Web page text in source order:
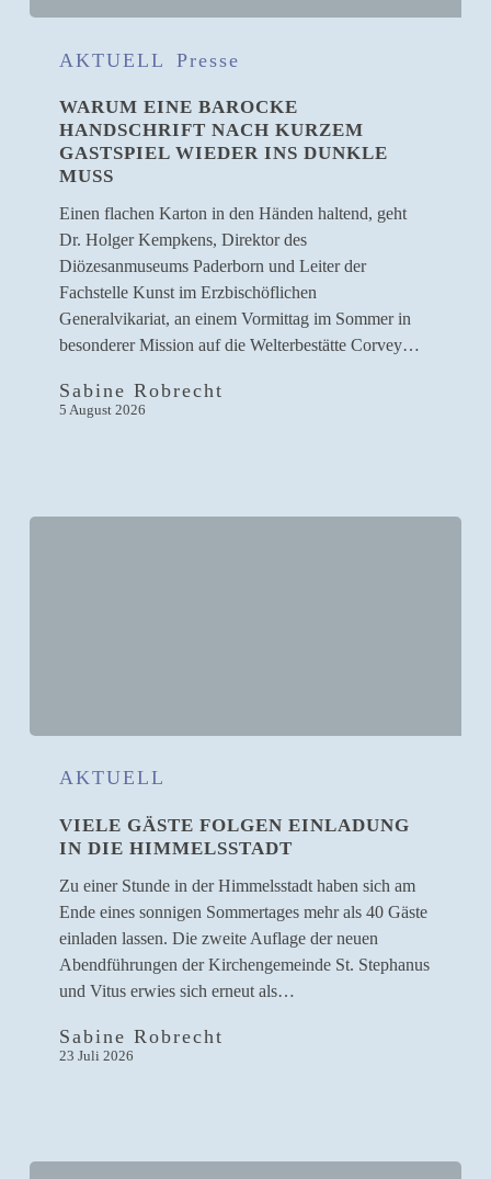
Handschrift
nach
kurzem
Gastspiel
wieder
Dunkle
muss
AKTUELL Presse
WARUM EINE BAROCKE
HANDSCHRIFT NACH KURZEM
GASTSPIEL WIEDER INS DUNKLE
MUSS
Einen flachen Karton in den Händen haltend, geht
Dr. Holger Kempkens, Direktor des
Diözesanmuseums Paderborn und Leiter der
Fachstelle Kunst im Erzbischöflichen
Generalvikariat, an einem Vormittag im Sommer in
besonderer Mission auf die Welterbestätte Corvey…
Sabine Robrecht
5 August 2026
Gäste
Einladung
Himmelsstadt
AKTUELL
VIELE GÄSTE FOLGEN EINLADUNG
IN DIE HIMMELSSTADT
Zu einer Stunde in der Himmelsstadt haben sich am
Ende eines sonnigen Sommertages mehr als 40 Gäste
einladen lassen. Die zweite Auflage der neuen
Abendführungen der Kirchengemeinde St. Stephanus
und Vitus erwies sich erneut als…
Sabine Robrecht
23 Juli 2026